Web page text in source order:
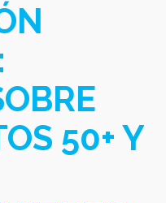
50+ Y